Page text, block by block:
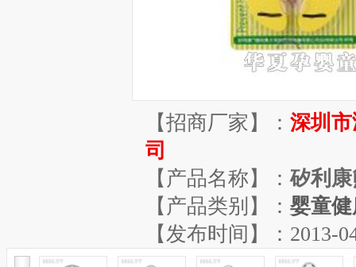
【招商厂家】： 深圳
司
【产品名称】： 矽利
【产品类别】： 婴童
【发布时间】：2013-